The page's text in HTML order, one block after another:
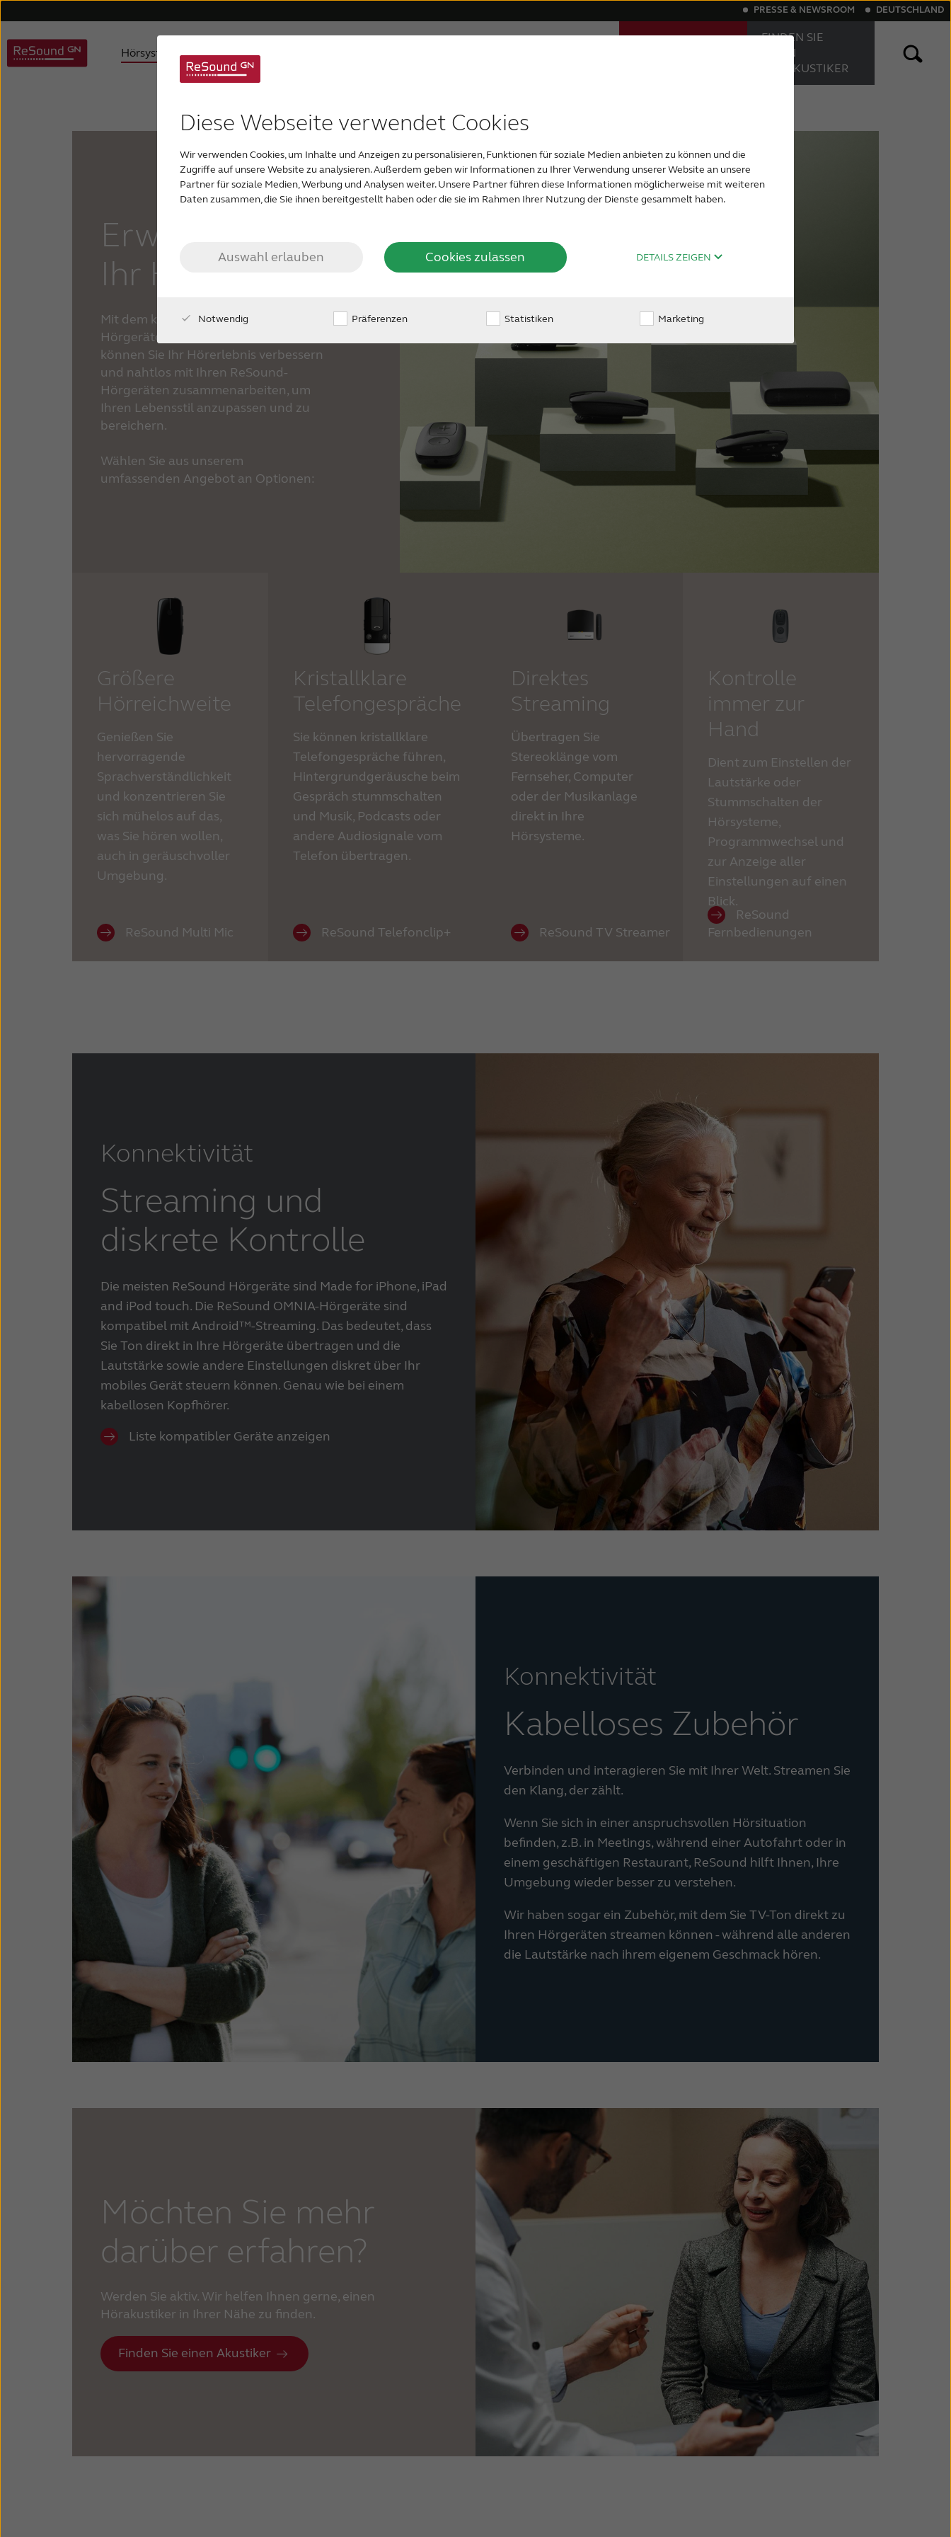
Diese Webseite verwendet Cookies
Wir verwenden Cookies, um Inhalte und Anzeigen zu personalisieren, Funktionen für soziale Medien anbieten zu können und die
Zugriffe auf unsere Website zu analysieren. Außerdem geben wir Informationen zu Ihrer Verwendung unserer Website an unsere
Partner für soziale Medien, Werbung und Analysen weiter. Unsere Partner führen diese Informationen möglicherweise mit weiteren
Daten zusammen, die Sie ihnen bereitgestellt haben oder die sie im Rahmen Ihrer Nutzung der Dienste gesammelt haben.
Auswahl erlauben Cookies zulassen DETAILS ZEIGEN
Notwendig Präferenzen Statistiken Marketing
Hörsysteme
Hörsysteme für Tinnitus
Hörverlust
PRESSE & NEWSROOM DEUTSCHLAND
FINDEN SIE
EINEN
HÖRAKUSTIKER
Erweitern Sie
Ihr Hörerlebnis
Mit dem kabellosen
Hörgerätezubehör von ReSound
können Sie Ihr Hörerlebnis verbessern
und nahtlos mit Ihren ReSound-
Hörgeräten zusammenarbeiten, um
Ihren Lebensstil anzupassen und zu
bereichern.
Wählen Sie aus unserem
umfassenden Angebot an Optionen:
Größere
Hörreichweite
Genießen Sie
hervorragende
Sprachverständlichkeit
und konzentrieren Sie
sich mühelos auf das,
was Sie hören wollen,
auch in geräuschvoller
Umgebung.
ReSound Multi Mic
Kristallklare
Telefongespräche
Sie können kristallklare
Telefongespräche führen,
Hintergrundgeräusche beim
Gespräch stummschalten
und Musik, Podcasts oder
andere Audiosignale vom
Telefon übertragen.
ReSound Telefonclip+
Direktes
Streaming
Übertragen Sie
Stereoklänge vom
Fernseher, Computer
oder der Musikanlage
direkt in Ihre
Hörsysteme.
ReSound TV Streamer
Kontrolle
immer zur
Hand
Dient zum Einstellen der
Lautstärke oder
Stummschalten der
Hörsysteme,
Programmwechsel und
zur Anzeige aller
Einstellungen auf einen
Blick.
ReSound
Fernbedienungen
Konnektivität
Streaming und
diskrete Kontrolle
Die meisten ReSound Hörgeräte sind Made for iPhone, iPad
and iPod touch. Die ReSound OMNIA-Hörgeräte sind
kompatibel mit Android™-Streaming. Das bedeutet, dass
Sie Ton direkt in Ihre Hörgeräte übertragen und die
Lautstärke sowie andere Einstellungen diskret über Ihr
mobiles Gerät steuern können. Genau wie bei einem
kabellosen Kopfhörer.
Liste kompatibler Geräte anzeigen
Konnektivität
Kabelloses Zubehör
Verbinden und interagieren Sie mit Ihrer Welt. Streamen Sie
den Klang, der zählt.
Wenn Sie sich in einer anspruchsvollen Hörsituation
befinden, z.B. in Meetings, während einer Autofahrt oder in
einem geschäftigen Restaurant, ReSound hilft Ihnen, Ihre
Umgebung wieder besser zu verstehen.
Wir haben sogar ein Zubehör, mit dem Sie TV-Ton direkt zu
Ihren Hörgeräten streamen können - während alle anderen
die Lautstärke nach ihrem eigenem Geschmack hören.
Möchten Sie mehr
darüber erfahren?
Werden Sie aktiv. Wir helfen Ihnen gerne, einen
Hörakustiker in Ihrer Nähe zu finden.
Finden Sie einen Akustiker